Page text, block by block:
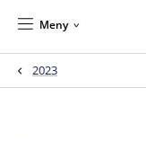
Meny
2023